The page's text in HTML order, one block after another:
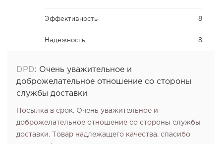
Эффективность 8
Надежность 8
DPD: Очень уважительное и
доброжелательное отношение со стороны
службы доставки
Посылка в срок. Очень уважительное и
доброжелательное отношение со стороны службы
доставки. Товар надлежащего качества. спасибо